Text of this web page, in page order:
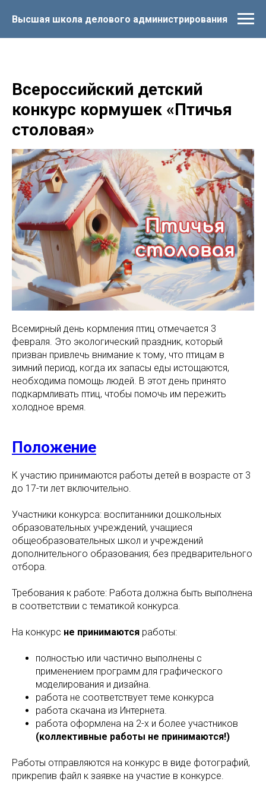
Высшая школа делового администрирования
Всероссийский детский
конкурс кормушек «Птичья
столовая»
Всемирный день кормления птиц отмечается 3
февраля. Это экологический праздник, который
призван привлечь внимание к тому, что птицам в
зимний период, когда их запасы еды истощаются,
необходима помощь людей. В этот день принято
подкармливать птиц, чтобы помочь им пережить
холодное время.
Положение
К участию принимаются работы детей в возрасте от 3
до 17-ти лет включительно.
Участники конкурса: воспитанники дошкольных
образовательных учреждений, учащиеся
общеобразовательных школ и учреждений
дополнительного образования; без предварительного
отбора.
Требования к работе: Работа должна быть выполнена
в соответствии с тематикой конкурса.
На конкурс не принимаются работы:
полностью или частично выполнены с
применением программ для графического
моделирования и дизайна.
работа не соответствует теме конкурса
работа скачана из Интернета.
работа оформлена на 2-х и более участников
(коллективные работы не принимаются!)
Работы отправляются на конкурс в виде фотографий,
прикрепив файл к заявке на участие в конкурсе.